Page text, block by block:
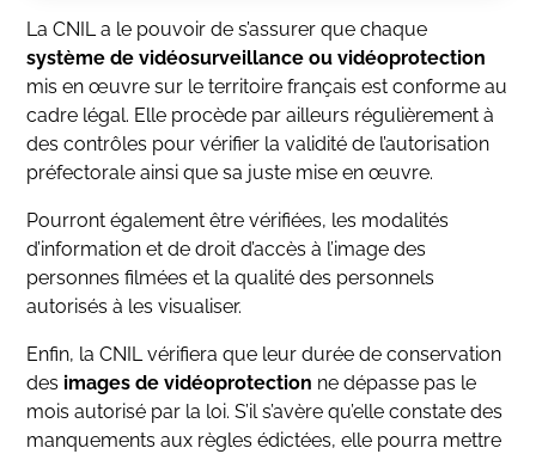
La CNIL a le pouvoir de s’assurer que chaque
système de vidéosurveillance ou vidéoprotection
mis en œuvre sur le territoire français est conforme au
cadre légal. Elle procède par ailleurs régulièrement à
des contrôles pour vérifier la validité de l’autorisation
préfectorale ainsi que sa juste mise en œuvre.
Pourront également être vérifiées, les modalités
d’information et de droit d’accès à l’image des
personnes filmées et la qualité des personnels
autorisés à les visualiser.
Enfin, la CNIL vérifiera que leur durée de conservation
des images de vidéoprotection ne dépasse pas le
mois autorisé par la loi. S’il s’avère qu’elle constate des
manquements aux règles édictées, elle pourra mettre